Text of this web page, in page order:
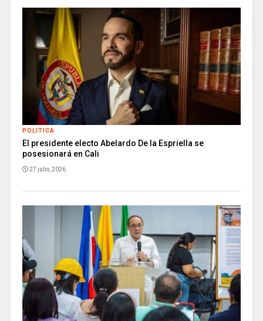
POLITICA
El presidente electo Abelardo De la Espriella se
posesionará en Cali
27 julio, 2026